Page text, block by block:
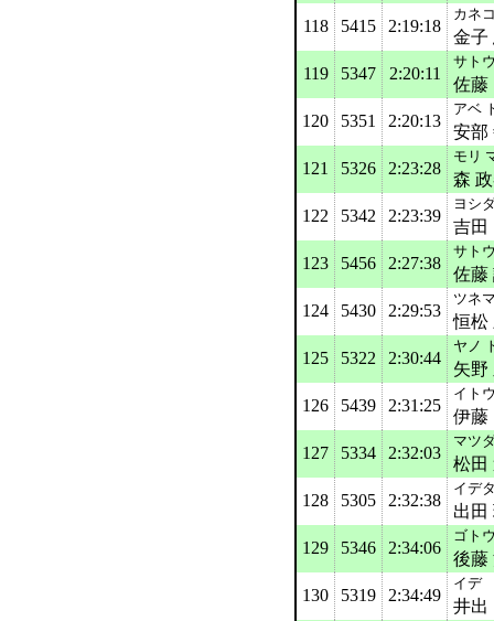
118
5415 2:19:18
カネ
金子
119
5347 2:20:11
サト
佐
120
5351 2:20:13
アベ
安部
121
5326 2:23:28
モリ
森
122
5342 2:23:39
ヨシ
吉
123
5456 2:27:38
サト
佐藤
124
5430 2:29:53
ツネ
恒松
125
5322 2:30:44
ヤノ
矢野
126
5439 2:31:25
イト
伊
127
5334 2:32:03
マツ
松田
128
5305 2:32:38
イデ
出田
129
5346 2:34:06
ゴト
後藤
130
5319 2:34:49
イデ
井